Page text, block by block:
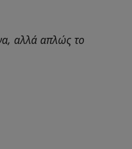
αλλά απλώς το